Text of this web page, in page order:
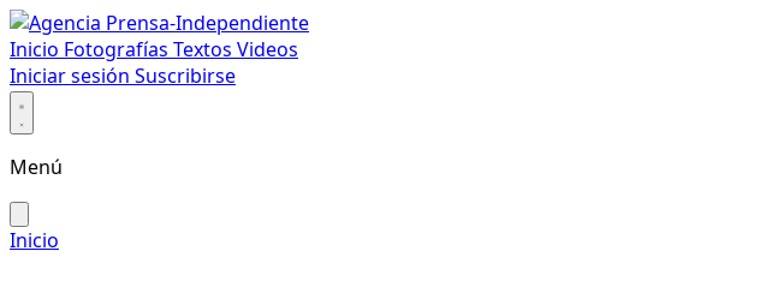
Inicio Fotografías Textos Videos
Iniciar sesión Suscribirse
Menú
Inicio